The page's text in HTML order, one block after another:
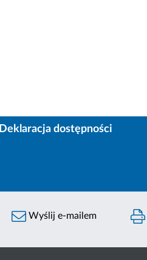
Deklaracja dostępności
Wyślij e-mailem